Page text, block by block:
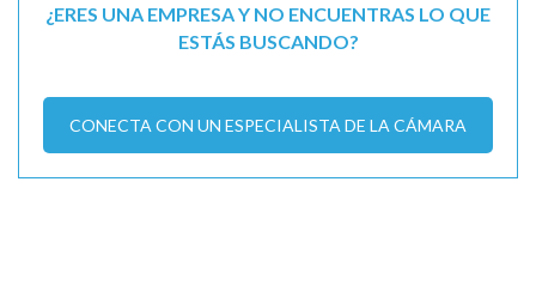
¿ERES UNA EMPRESA Y NO ENCUENTRAS LO QUE
ESTÁS BUSCANDO?
CONECTA CON UN ESPECIALISTA DE LA CÁMARA